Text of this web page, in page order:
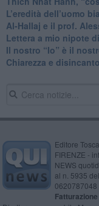
​L’eredità dell’uomo
Al-Hallaj e il prof.
​Lettera a mio nipote
​Il nostro “Io” è il
​Chiarezza e disincanto
Editore
FIRENZE -
NEWS
al n. 5935
0620787048